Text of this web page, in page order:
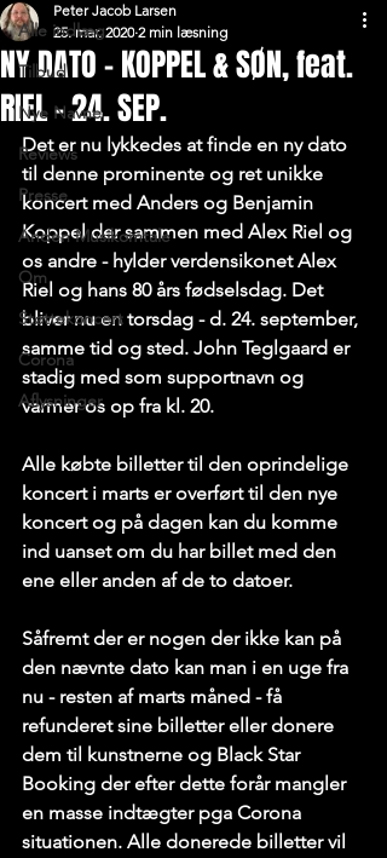
Alle indlæg
Tilbud
Nye Navne
Reviews
Presse
Anden Musikomtale
Om
Støttekoncert
Corona
Aflysninger
NY DATO - KOPPEL & SØN, feat.
RIEL - 24. SEP.
Peter Jacob Larsen
25. mar. 2020 2 min læsning
Det er nu lykkedes at finde en ny dato
til denne prominente og ret unikke
koncert med Anders og Benjamin
Koppel der sammen med Alex Riel og
os andre - hylder verdensikonet Alex
Riel og hans 80 års fødselsdag. Det
bliver nu en torsdag - d. 24. september,
samme tid og sted. John Teglgaard er
stadig med som supportnavn og
varmer os op fra kl. 20.
Alle købte billetter til den oprindelige
koncert i marts er overført til den nye
koncert og på dagen kan du komme
ind uanset om du har billet med den
ene eller anden af de to datoer.
Såfremt der er nogen der ikke kan på
den nævnte dato kan man i en uge fra
nu - resten af marts måned - få
refunderet sine billetter eller donere
dem til kunstnerne og Black Star
Booking der efter dette forår mangler
en masse indtægter pga Corona
situationen. Alle donerede billetter vil